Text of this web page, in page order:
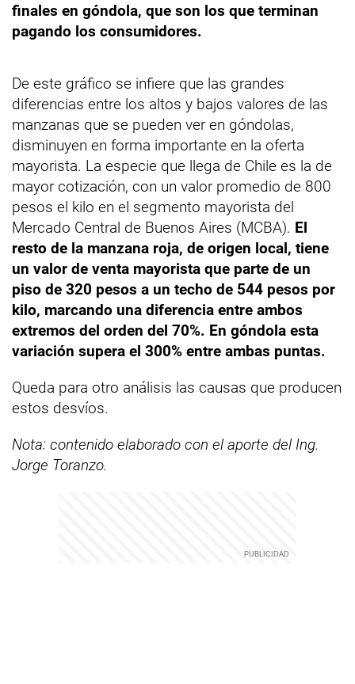
finales en góndola, que son los que terminan
pagando los consumidores.
De este gráfico se infiere que las grandes
diferencias entre los altos y bajos valores de las
manzanas que se pueden ver en góndolas,
disminuyen en forma importante en la oferta
mayorista. La especie que llega de Chile es la de
mayor cotización, con un valor promedio de 800
pesos el kilo en el segmento mayorista del
Mercado Central de Buenos Aires (MCBA). El
resto de la manzana roja, de origen local, tiene
un valor de venta mayorista que parte de un
piso de 320 pesos a un techo de 544 pesos por
kilo, marcando una diferencia entre ambos
extremos del orden del 70%. En góndola esta
variación supera el 300% entre ambas puntas.
Queda para otro análisis las causas que producen
estos desvíos.
Nota: contenido elaborado con el aporte del Ing.
Jorge Toranzo.